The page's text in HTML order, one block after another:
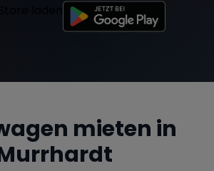
mieten in